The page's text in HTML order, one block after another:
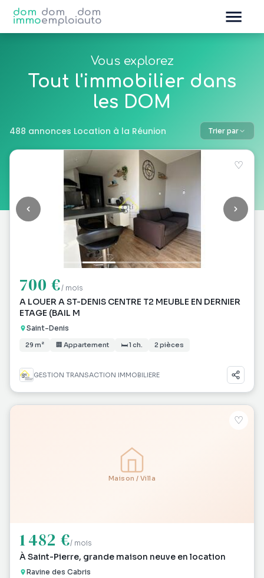
dom
immo
dom
emploi
dom
auto
Vous explorez
Tout l'immobilier dans
les DOM
488 annonces Location à la Réunion Trier par
♡
700 €/ mois
A LOUER A ST-DENIS CENTRE T2 MEUBLE EN DERNIER
ETAGE (BAIL M
Saint-Denis
29 m² 🏢 Appartement 🛏 1 ch. 2 pièces
GESTION TRANSACTION IMMOBILIERE
Maison / Villa
♡
1 482 €/ mois
À Saint-Pierre, grande maison neuve en location
Ravine des Cabris